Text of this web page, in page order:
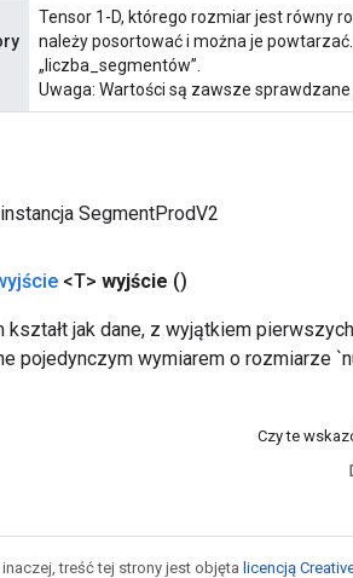
Tensor 1-D, którego rozmiar jest równy
należy posortować i można je
„liczba_segmentów”.
Uwaga: Wartości są zawsze
SegmentProdV2
<T> wyjście ()
kształt jak dane, z wyjątkiem
pojedynczym wymiarem o rozmiarze
Czy te
treść tej strony jest objęta licencją